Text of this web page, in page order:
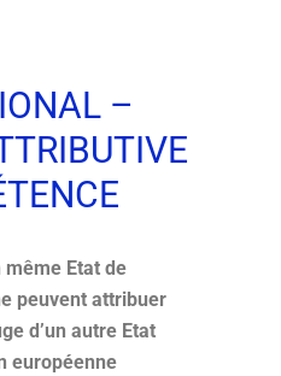
–
même Etat de
peuvent attribuer
d’un autre Etat
européenne